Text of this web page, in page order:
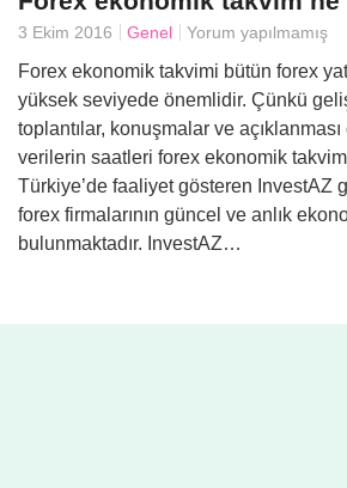
Yemek
3 Ekim 2016 Genel Yorum yapılmamış
Forex ekonomik takvimi bütün forex
yüksek seviyede önemlidir. Çünkü
toplantılar, konuşmalar ve
verilerin saatleri forex ekonomik
Türkiye’de faaliyet gösteren InvestAZ
forex firmalarının güncel ve anlık
bulunmaktadır. InvestAZ…